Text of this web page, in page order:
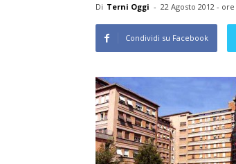
Di Terni Oggi - 22 Agosto 2012 - ore
Condividi su Facebook